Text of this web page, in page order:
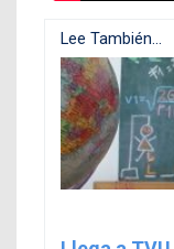
Lee También...